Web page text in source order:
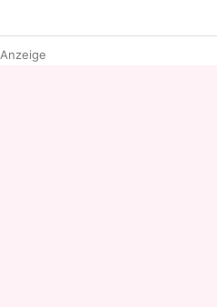
Anzeige